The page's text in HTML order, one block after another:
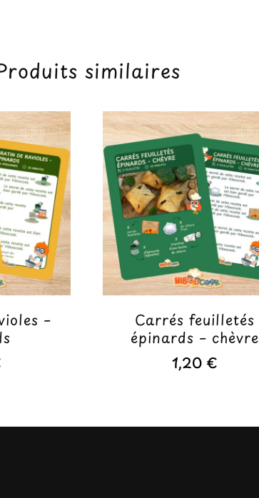
chèvre
similaires
–
Carrés feuilletés
épinards – chèvre
1,20 €